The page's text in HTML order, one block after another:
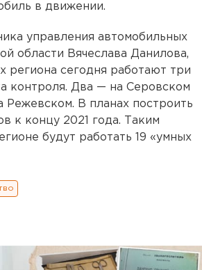
в движении.
управления автомобильных
области Вячеслава Данилова,
региона сегодня работают три
контроля. Два — на Серовском
Режевском. В планах построить
к концу 2021 года. Таким
будут работать 19 «умных